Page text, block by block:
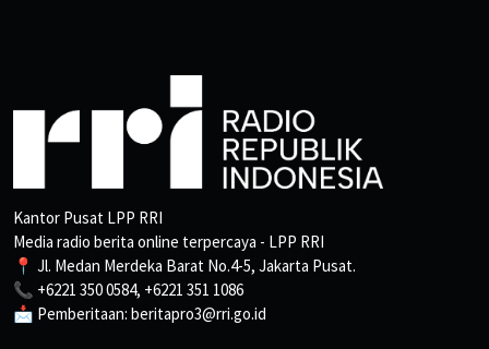
Kantor Pusat LPP RRI
Media radio berita online terpercaya - LPP RRI
📍 Jl. Medan Merdeka Barat No.4-5, Jakarta Pusat.
📞 +6221 350 0584, +6221 351 1086
📩 Pemberitaan: beritapro3@rri.go.id